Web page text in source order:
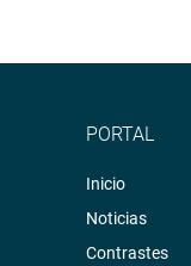
PORTAL
Inicio
Noticias
Contrastes